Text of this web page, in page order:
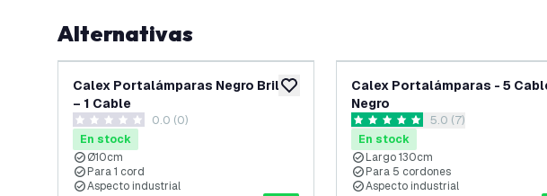
Alternativas
añadir a lista de deseos
Calex Portalámparas Negro Brillo
– 1 Cable
0 estrellas de puntuación
0.0 (0)
En stock
Ø10cm
Para 1 cord
Aspecto industrial
Calex Portalámparas - 5
Negro
abrir el panel de
5 estrellas de puntuación
5.0 (7)
En stock
Largo 130cm
Para 5 cordones
Aspecto industrial